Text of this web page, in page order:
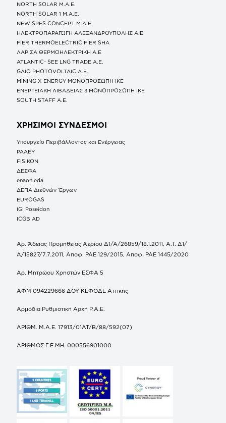
NORTH SOLAR M.Α.Ε.
NORTH SOLAR 1 M.Α.Ε.
NEW SPES CONCEPT Μ.Α.Ε.
ΗΛΕΚΤΡΟΠΑΡΑΓΩΓΗ ΑΛΕΞΑΝΔΡΟΥΠΟΛΗΣ A.E
FIER THERMOELECTRIC FIER SHA
ΛΑΡΙΣΑ ΘΕΡΜΟΗΛΕΚΤΡΙΚΗ A.E
ATLANTIC- SEE LNG TRADE A.E.
GAIO PHOTOVOLTAIC Α.Ε.
MINING X ENERGY ΜΟΝΟΠΡΟΣΩΠΗ ΙΚΕ
ΕΝΕΡΓΕΙΑΚΗ ΛΙΒΑΔΕΙΑΣ 3 ΜΟΝΟΠΡΟΣΩΠΗ ΙΚΕ
SOUTH STAFF Α.Ε.
ΧΡΗΣΙΜΟΙ ΣΥΝΔΕΣΜΟΙ
Υπουργείο Περιβάλλοντος και Ενέργειας
ΡΑΑΕΥ
FISIKON
ΔΕΣΦΑ
enaon eda
ΔΕΠΑ Διεθνών Έργων
EUROGAS
IGI Poseidon
ICGB AD
Αρ. Άδειας Προμήθειας Αερίου Δ1/Α/26859/18.1.2011, Α.Τ. Δ1/
Α/15827/7.7.2011, Αποφ. ΡΑΕ 129/2015, Αποφ. ΡΑΕ 1445/2020
Αρ. Μητρώου Χρηστών ΕΣΦΑ 5
ΑΦΜ 094229666 ΔΟΥ ΚΕΦΟΔΕ Αττικής
Αρμόδια Ρυθμιστική Αρχή Ρ.Α.Ε.
ΑΡΙΘΜ. Μ.Α.Ε. 17913/01ΑΤ/Β/88/592(07)
ΑΡΙΘΜΟΣ Γ.Ε.ΜΗ. 000556901000